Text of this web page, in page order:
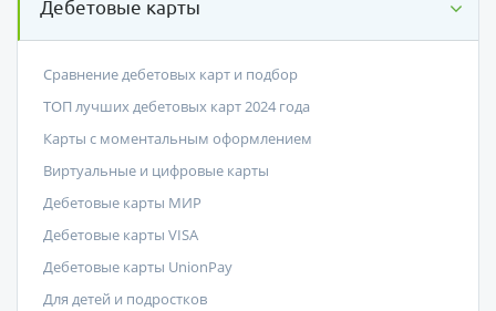
Дебетовые карты
Сравнение дебетовых карт и подбор
ТОП лучших дебетовых карт 2024 года
Карты с моментальным оформлением
Виртуальные и цифровые карты
Дебетовые карты МИР
Дебетовые карты VISA
Дебетовые карты UnionPay
Для детей и подростков